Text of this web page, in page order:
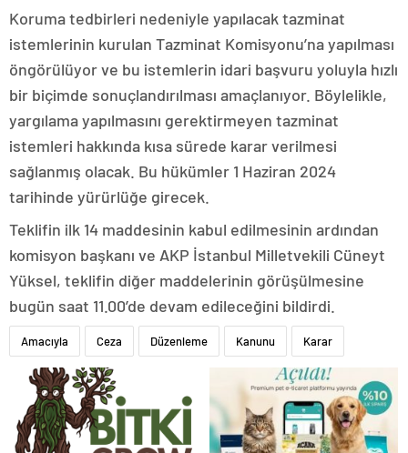
Koruma tedbirleri nedeniyle yapılacak tazminat
istemlerinin kurulan Tazminat Komisyonu’na yapılması
öngörülüyor ve bu istemlerin idari başvuru yoluyla hızlı
bir biçimde sonuçlandırılması amaçlanıyor. Böylelikle,
yargılama yapılmasını gerektirmeyen tazminat
istemleri hakkında kısa sürede karar verilmesi
sağlanmış olacak. Bu hükümler 1 Haziran 2024
tarihinde yürürlüğe girecek.
Teklifin ilk 14 maddesinin kabul edilmesinin ardından
komisyon başkanı ve AKP İstanbul Milletvekili Cüneyt
Yüksel, teklifin diğer maddelerinin görüşülmesine
bugün saat 11.00’de devam edileceğini bildirdi.
Amacıyla Ceza Düzenleme Kanunu Karar